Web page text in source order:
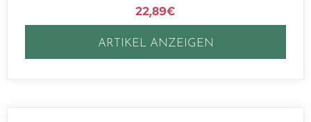
22,89€
ARTIKEL ANZEIGEN